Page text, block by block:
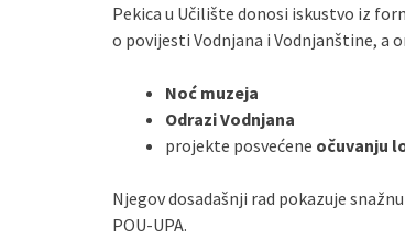
Pekica u Učilište donosi iskustvo iz
o povijesti Vodnjana i Vodnjanštine, a
Noć muzeja
Odrazi Vodnjana
projekte posvećene očuvanju
Njegov dosadašnji rad pokazuje
POU‑UPA.